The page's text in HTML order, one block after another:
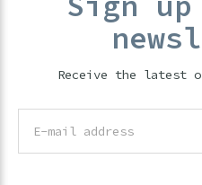
Receive the latest